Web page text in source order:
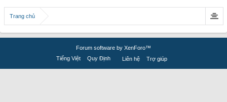
Trang chủ
Forum software by XenForo™
Tiếng Việt
Quy Định Liên hệ Trợ giúp